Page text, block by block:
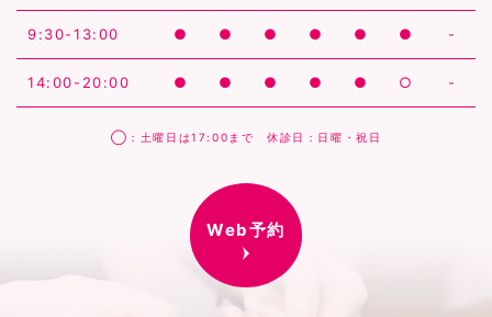
9:30-13:00 ● ● ● ● ● ● -
14:00-20:00 ● ● ● ● ● ○ -
◯：土曜日は17:00まで 休診日：日曜・祝日
Web予約